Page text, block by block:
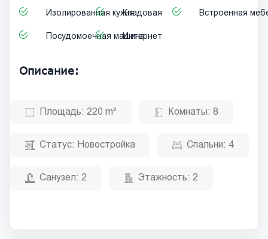
Изолированная кухняКладовая Встроенная
Посудомоечная машина
Интернет
Описание:
Площадь: 220 m² Комнаты: 8
Статус: Новостройка Спальни: 4
Санузел: 2 Этажность: 2